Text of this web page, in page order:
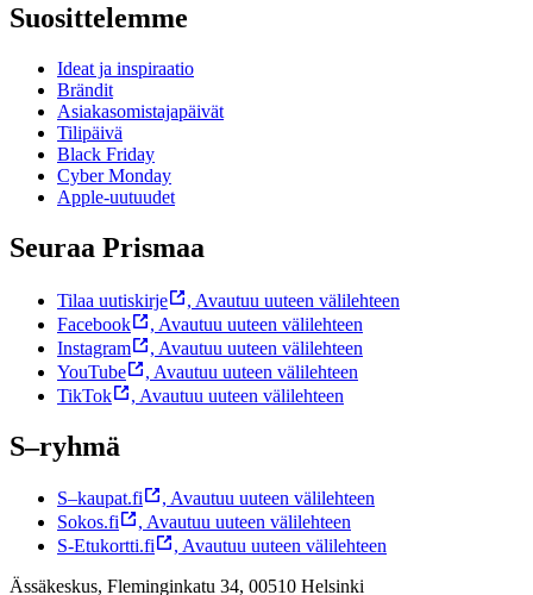
Suosittelemme
Ideat ja inspiraatio
Brändit
Asiakasomistajapäivät
Tilipäivä
Black Friday
Cyber Monday
Apple-uutuudet
Seuraa Prismaa
Tilaa uutiskirje , Avautuu uuteen välilehteen
Facebook
, Avautuu uuteen välilehteen
Instagram
, Avautuu uuteen välilehteen
YouTube
, Avautuu uuteen välilehteen
TikTok
, Avautuu uuteen välilehteen
S–ryhmä
S–kaupat.fi , Avautuu uuteen välilehteen
Sokos.fi
, Avautuu uuteen välilehteen
S-Etukortti.fi
, Avautuu uuteen välilehteen
Ässäkeskus, Fleminginkatu 34, 00510 Helsinki